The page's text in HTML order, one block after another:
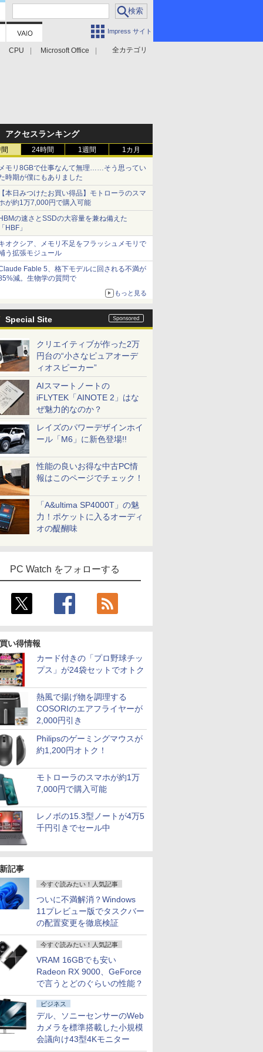
Impress サイト
全カテゴリ
CPU Microsoft Office
アクセスランキング
24時間 1週間 1カ月
モリ8GBで仕事なんて無理……そう思ってい
時期が僕にもありました
本日みつけたお買い得品】モトローラのスマ
が約1万7,000円で購入可能
の速さとSSDの大容量を兼ね備えた
HBF」
オクシア、メモリ不足をフラッシュメモリで
う拡張モジュール
Fable 5、格下モデルに回される不満が
減。生物学の質問で
もっと見る
Special Site
クリエイティブが作った2万
円台の“小さなピュアオーデ
ィオスピーカー”
AIスマートノートの
iFLYTEK「AINOTE 2」はな
ぜ魅力的なのか？
レイズのパワーデザインホイ
ール「M6」に新色登場!!
性能の良いお得な中古PC情
報はこのページでチェック！
「A&ultima SP4000T」の魅
力！ポケットに入るオーディ
オの醍醐味
PC Watch をフォローする
い得情報
カード付きの「プロ野球チッ
プス」が24袋セットでオトク
熱風で揚げ物を調理する
COSORIのエアフライヤーが
2,000円引き
Philipsのゲーミングマウスが
約1,200円オトク！
モトローラのスマホが約1万
7,000円で購入可能
レノボの15.3型ノートが4万5
千円引きでセール中
記事
今すぐ読みたい！人気記事
ついに不満解消？Windows
11プレビュー版でタスクバー
の配置変更を徹底検証
今すぐ読みたい！人気記事
VRAM 16GBでも安い
Radeon RX 9000、GeForce
で言うとどのぐらいの性能？
ビジネス
デル、ソニーセンサーのWeb
カメラを標準搭載した小規模
会議向け43型4Kモニター